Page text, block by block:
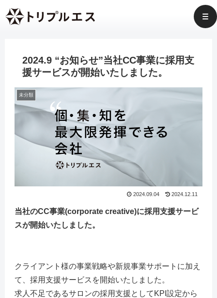
2024.9 “お知らせ”当社CC事業に採用支
援サービスが開始いたしました。
未分類
2024.09.04 2024.12.11
当社のCC事業(corporate creative)に採用支援サービ
スが開始いたしました。
クライアント様の事業戦略や新規事業サポートに加え
て、採用支援サービスを開始いたしました。
求人不足であるサロンの採用支援としてKPI設定から